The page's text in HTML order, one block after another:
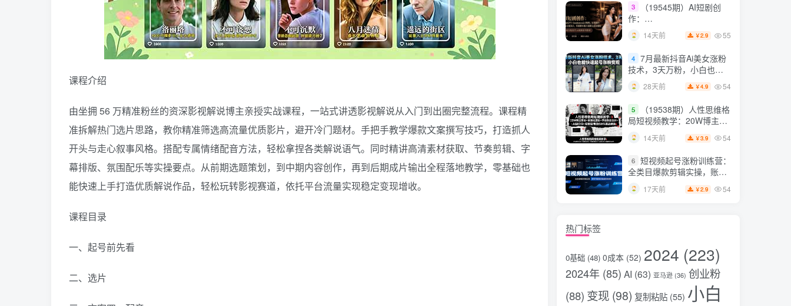
课程介绍
由坐拥 56 万精准粉丝的资深影视解说博主亲授实战课程，一站式讲透影视解说从入门到出圈完整流程。课程精
准拆解热门选片思路，教你精准筛选高流量优质影片，避开冷门题材。手把手教学爆款文案撰写技巧，打造抓人
开头与走心叙事风格。搭配专属情绪配音方法，轻松拿捏各类解说语气。同时精讲高清素材获取、节奏剪辑、字
幕排版、氛围配乐等实操要点。从前期选题策划，到中期内容创作，再到后期成片输出全程落地教学，零基础也
能快速上手打造优质解说作品，轻松玩转影视赛道，依托平台流量实现稳定变现增收。
课程目录
一、起号前先看
二、选片
3
（19545期）AI短剧创
作：
ChatGPT+Seedance2.0教
程，从零制作恶毒女配短
全流程
14天前 ￥2.9 55
4 7月最新抖音Ai美女涨粉
技术，3天万粉，小白也能
快速起号涨粉变现
28天前 ￥4.9 54
5
（19538期）人性思维格
局短视频教学：20W博主亲
授×标准化流程×字幕封面设
计×AI提示词×橱窗带货6W
14天前 ￥3.9 54
6 短视频起号涨粉训练营：
全类目爆款剪辑实操，账号
节奏规划复盘落地教程
17天前 ￥2.9 54
热门标签
0基础 (48) 0成本 (52) 2024 (223)
2024年 (85) AI (63) 亚马逊 (36) 创业粉
(88) 变现 (98) 复制粘贴 (55) 小白